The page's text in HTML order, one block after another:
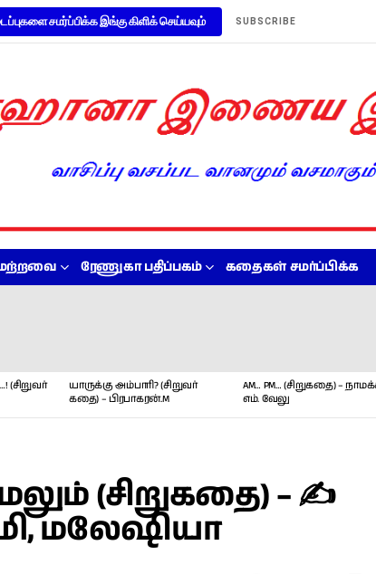
சமர்ப்பிக்க இங்கு கிளிக் செய்யவும் SUBSCRIBE
ரேணுகா பதிப்பகம் கதைகள் சமர்ப்பிக்க
யாருக்கு அம்பாரி? (சிறுவர்
கதை) – பிரபாகரன்.M
AM… PM… (சிறுகதை) –
எம். வேலு
(சிறுகதை) – ✍
மலேஷியா